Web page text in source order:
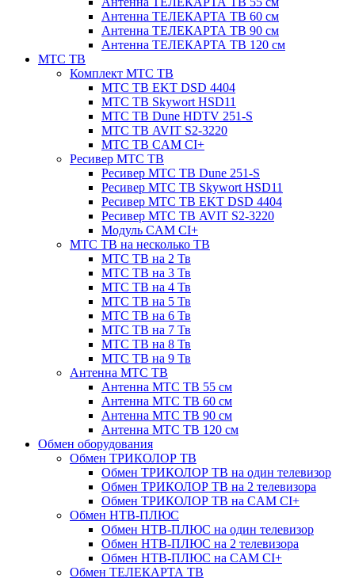
Антенна ТЕЛЕКАРТА ТВ 60 см
Антенна ТЕЛЕКАРТА ТВ 90 см
Антенна ТЕЛЕКАРТА ТВ 120 см
МТС ТВ
Комплект МТС ТВ
МТС ТВ EKT DSD 4404
МТС ТВ Skywort HSD11
МТС ТВ Dune HDTV 251-S
МТС ТВ AVIT S2-3220
МТС ТВ CAM CI+
Ресивер МТС ТВ
Ресивер МТС ТВ Dune 251-S
Ресивер МТС ТВ Skywort HSD11
Ресивер МТС ТВ EKT DSD 4404
Ресивер МТС ТВ AVIT S2-3220
Модуль CAM CI+
МТС ТВ на несколько ТВ
МТС ТВ на 2 Тв
МТС ТВ на 3 Тв
МТС ТВ на 4 Тв
МТС ТВ на 5 Тв
МТС ТВ на 6 Тв
МТС ТВ на 7 Тв
МТС ТВ на 8 Тв
МТС ТВ на 9 Тв
Антенна МТС ТВ
Антенна МТС ТВ 55 см
Антенна МТС ТВ 60 см
Антенна МТС ТВ 90 см
Антенна МТС ТВ 120 см
Обмен оборудования
Обмен ТРИКОЛОР ТВ
Обмен ТРИКОЛОР ТВ на один телевизор
Обмен ТРИКОЛОР ТВ на 2 телевизора
Обмен ТРИКОЛОР ТВ на CAM CI+
Обмен НТВ-ПЛЮС
Обмен НТВ-ПЛЮС на один телевизор
Обмен НТВ-ПЛЮС на 2 телевизора
Обмен НТВ-ПЛЮС на CAM CI+
Обмен ТЕЛЕКАРТА ТВ